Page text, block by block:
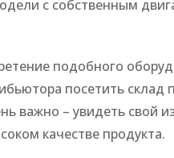
с собственным
подобного
посетить склад
важно – увидеть свой
качестве продукта.